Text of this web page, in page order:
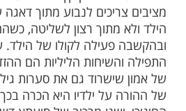
הדוגמה האישית במרחב
ביותר, שכן הילדים קולטים
אם הבית מתנהל
כמצוות אנשים מלומדה,
במקומות אחרים.